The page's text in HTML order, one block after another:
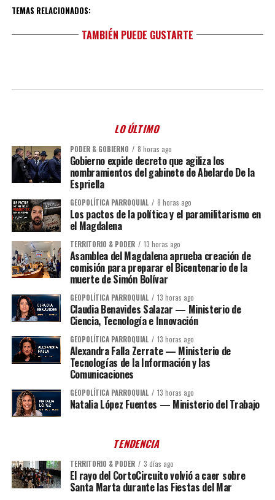
TEMAS RELACIONADOS:
TAMBIÉN PUEDE GUSTARTE
LO ÚLTIMO
PODER & GOBIERNO 8 horas ago
Gobierno expide decreto que agiliza los
nombramientos del gabinete de Abelardo De la
Espriella
GEOPOLÍTICA PARROQUIAL 8 horas ago
Los pactos de la política y el paramilitarismo en
el Magdalena
TERRITORIO & PODER 13 horas ago
Asamblea del Magdalena aprueba creación de
comisión para preparar el Bicentenario de la
muerte de Simón Bolívar
GEOPOLÍTICA PARROQUIAL 13 horas ago
Claudia Benavides Salazar — Ministerio de
Ciencia, Tecnología e Innovación
GEOPOLÍTICA PARROQUIAL 13 horas ago
Alexandra Falla Zerrate — Ministerio de
Tecnologías de la Información y las
Comunicaciones
GEOPOLÍTICA PARROQUIAL 13 horas ago
Natalia López Fuentes — Ministerio del Trabajo
TENDENCIA
TERRITORIO & PODER 3 días ago
El rayo del CortoCircuito volvió a caer sobre
Santa Marta durante las Fiestas del Mar